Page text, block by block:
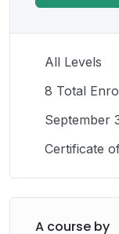
All Levels
8 Total
September
Certificate
A course by